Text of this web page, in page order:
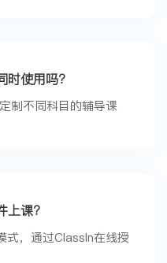
时使用吗？
制不同科目的辅导课
上课？
式，通过Classln在线授